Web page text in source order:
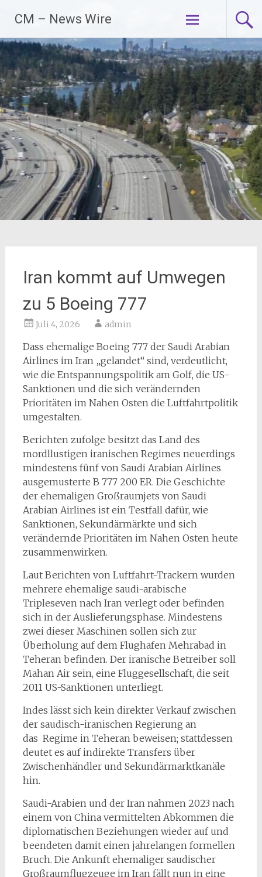
Inhalt
springen
CM – News Wire
Iran kommt auf Umwegen
zu 5 Boeing 777
Juli 4, 2026 admin
Dass ehemalige Boeing 777 der Saudi Arabian
Airlines im Iran „gelandet“ sind, verdeutlicht,
wie die Entspannungspolitik am Golf, die US-
Sanktionen und die sich verändernden
Prioritäten im Nahen Osten die Luftfahrtpolitik
umgestalten.
Berichten zufolge besitzt das Land des
mordllustigen iranischen Regimes neuerdings
mindestens fünf von Saudi Arabian Airlines
ausgemusterte B 777 200 ER. Die Geschichte
der ehemaligen Großraumjets von Saudi
Arabian Airlines ist ein Testfall dafür, wie
Sanktionen, Sekundärmärkte und sich
verändernde Prioritäten im Nahen Osten heute
zusammenwirken.
Laut Berichten von Luftfahrt-Trackern wurden
mehrere ehemalige saudi-arabische
Tripleseven nach Iran verlegt oder befinden
sich in der Auslieferungsphase. Mindestens
zwei dieser Maschinen sollen sich zur
Überholung auf dem Flughafen Mehrabad in
Teheran befinden. Der iranische Betreiber soll
Mahan Air sein, eine Fluggesellschaft, die seit
2011 US-Sanktionen unterliegt.
Indes lässt sich kein direkter Verkauf zwischen
der saudisch-iranischen Regierung an
das Regime in Teheran beweisen; stattdessen
deutet es auf indirekte Transfers über
Zwischenhändler und Sekundärmarktkanäle
hin.
Saudi-Arabien und der Iran nahmen 2023 nach
einem von China vermittelten Abkommen die
diplomatischen Beziehungen wieder auf und
beendeten damit einen jahrelangen formellen
Bruch. Die Ankunft ehemaliger saudischer
Großraumflugzeuge im Iran fällt nun in eine